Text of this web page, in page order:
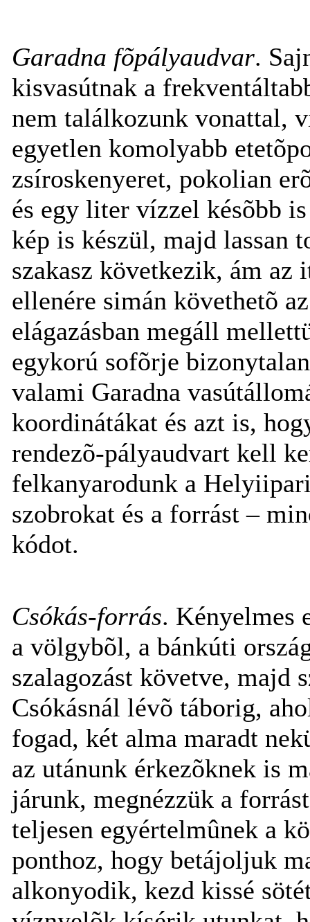
Garadna fõpályaudvar.
kisvasútnak a
nem találkozunk vonattal,
egyetlen komolyabb
zsíroskenyeret, pokolian
és egy liter vízzel késõbb
kép is készül, majd lassan
szakasz következik, ám
ellenére simán követhetõ
elágazásban megáll
egykorú sofõrje
valami Garadna
koordinátákat és azt is,
rendezõ-pályaudvart kell
felkanyarodunk a
szobrokat és a forrást –
kódot.
Csókás-forrás. Kényelmes
a völgybõl, a bánkúti
szalagozást követve, majd
Csókásnál lévõ táborig,
fogad, két alma maradt
az utánunk érkezõknek is
járunk, megnézzük a
teljesen egyértelmûnek a
ponthoz, hogy betájoljuk
alkonyodik, kezd kissé